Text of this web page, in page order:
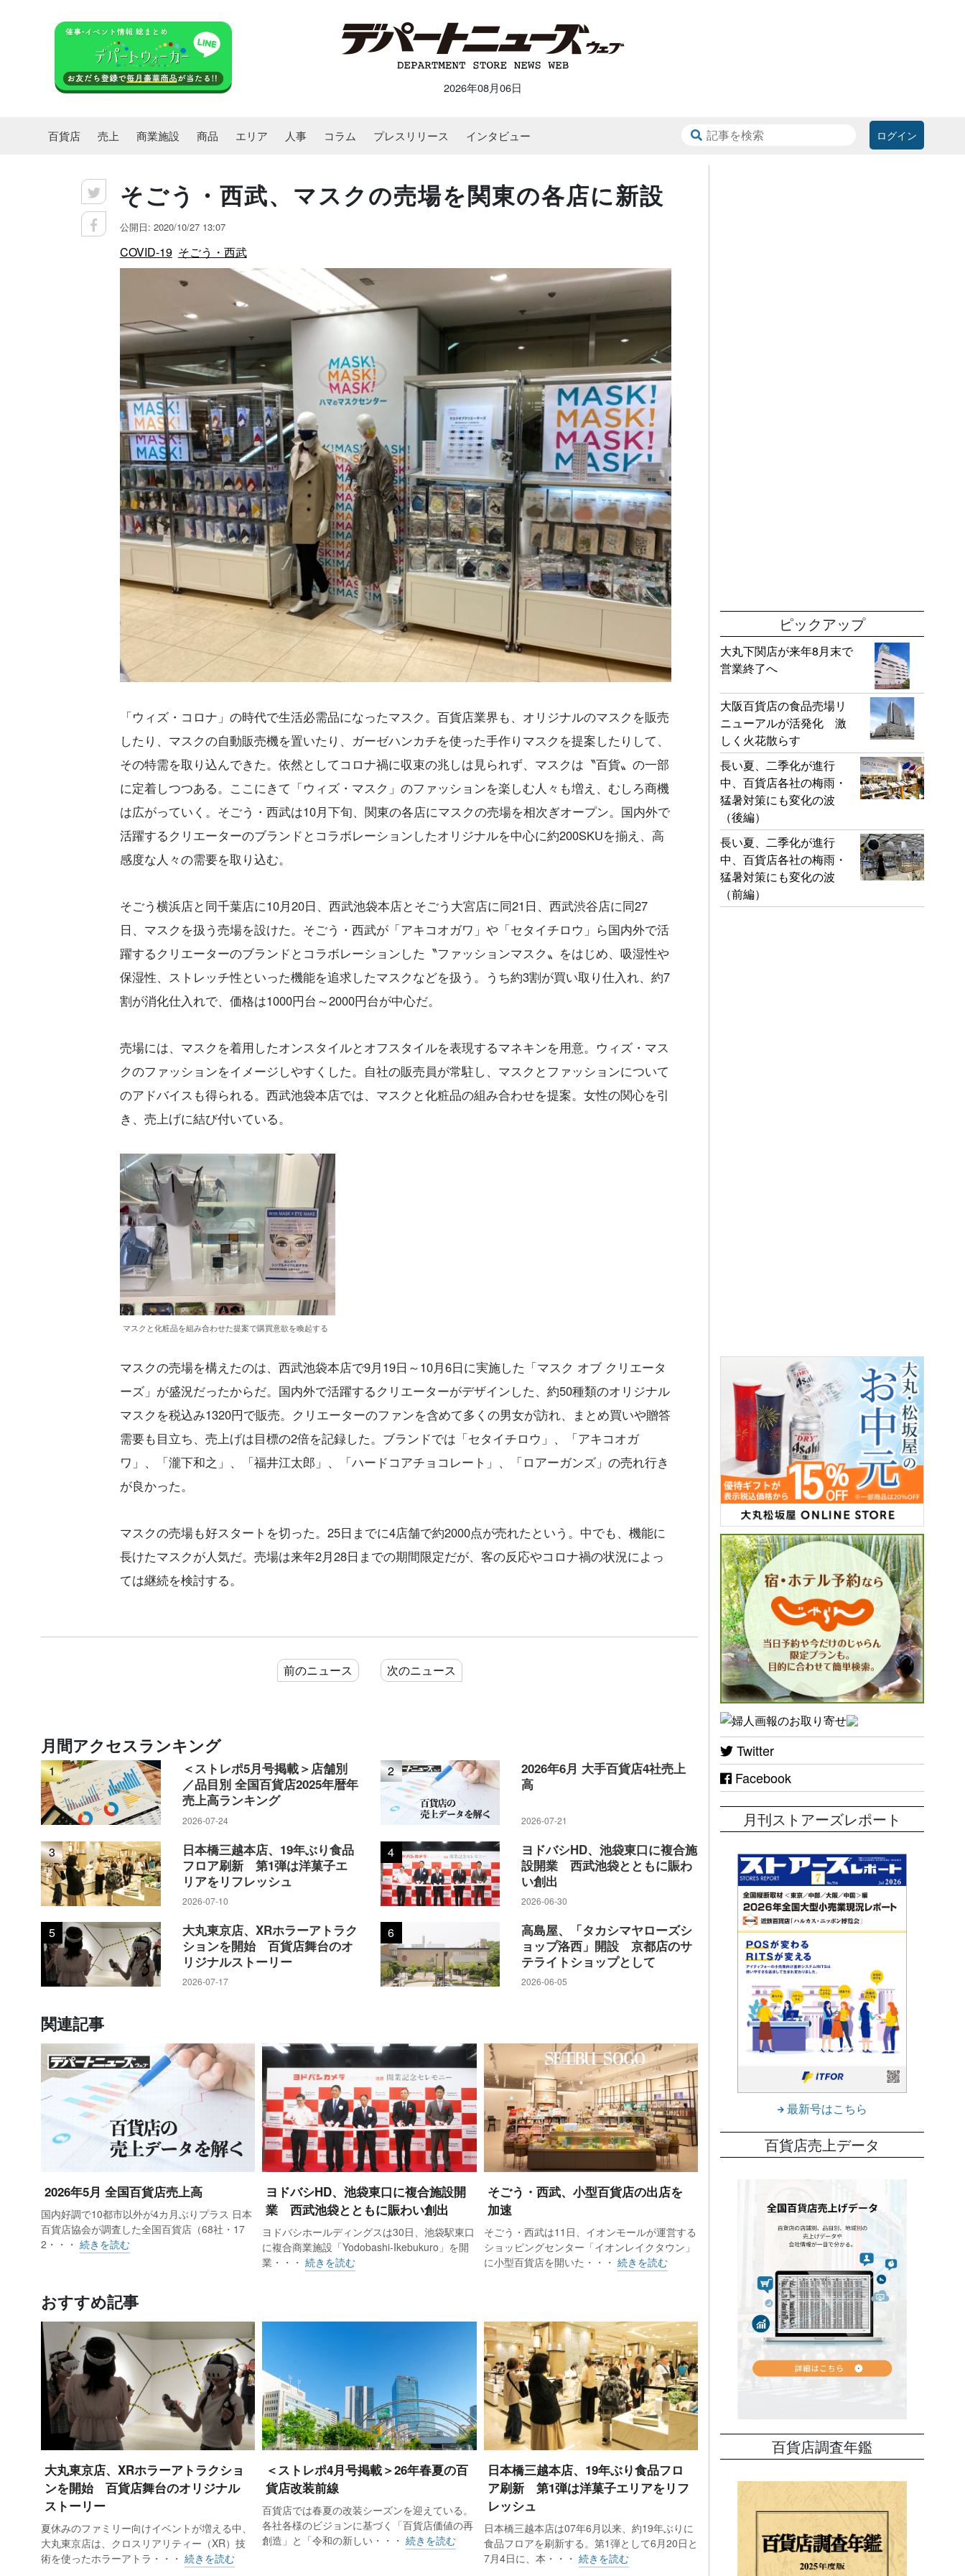
2026年08月06日
ログイン
百貨店 売上 商業施設 商品 エリア 人事 コラム プレスリリース インタビュー
そごう・西武、マスクの売場を関東の各店に新設
公開日: 2020/10/27 13:07
COVID-19 そごう・西武
「ウィズ・コロナ」の時代で生活必需品になったマスク。百貨店業界も、オリジナルのマスクを販売
したり、マスクの自動販売機を置いたり、ガーゼハンカチを使った手作りマスクを提案したりして、
その特需を取り込んできた。依然としてコロナ禍に収束の兆しは見られず、マスクは〝百貨〟の一部
に定着しつつある。ここにきて「ウィズ・マスク」のファッションを楽しむ人々も増え、むしろ商機
は広がっていく。そごう・西武は10月下旬、関東の各店にマスクの売場を相次ぎオープン。国内外で
活躍するクリエーターのブランドとコラボレーションしたオリジナルを中心に約200SKUを揃え、高
感度な人々の需要を取り込む。
そごう横浜店と同千葉店に10月20日、西武池袋本店とそごう大宮店に同21日、西武渋谷店に同27
日、マスクを扱う売場を設けた。そごう・西武が「アキコオガワ」や「セタイチロウ」ら国内外で活
躍するクリエーターのブランドとコラボレーションした〝ファッションマスク〟をはじめ、吸湿性や
保湿性、ストレッチ性といった機能を追求したマスクなどを扱う。うち約3割が買い取り仕入れ、約7
割が消化仕入れで、価格は1000円台～2000円台が中心だ。
売場には、マスクを着用したオンスタイルとオフスタイルを表現するマネキンを用意。ウィズ・マス
クのファッションをイメージしやすくした。自社の販売員が常駐し、マスクとファッションについて
のアドバイスも得られる。西武池袋本店では、マスクと化粧品の組み合わせを提案。女性の関心を引
き、売上げに結び付いている。
マスクと化粧品を組み合わせた提案で購買意欲を喚起する
マスクの売場を構えたのは、西武池袋本店で9月19日～10月6日に実施した「マスク オブ クリエータ
ーズ」が盛況だったからだ。国内外で活躍するクリエーターがデザインした、約50種類のオリジナル
マスクを税込み1320円で販売。クリエーターのファンを含めて多くの男女が訪れ、まとめ買いや贈答
需要も目立ち、売上げは目標の2倍を記録した。ブランドでは「セタイチロウ」、「アキコオガ
ワ」、「瀧下和之」、「福井江太郎」、「ハードコアチョコレート」、「ロアーガンズ」の売れ行き
が良かった。
マスクの売場も好スタートを切った。25日までに4店舗で約2000点が売れたという。中でも、機能に
長けたマスクが人気だ。売場は来年2月28日までの期間限定だが、客の反応やコロナ禍の状況によっ
ては継続を検討する。
前のニュース 次のニュース
月間アクセスランキング
1
＜ストレポ5月号掲載＞店舗別
／品目別 全国百貨店2025年暦年
売上高ランキング
2026-07-24
2
2026年6月 大手百貨店4社売上
高
2026-07-21
3
日本橋三越本店、19年ぶり食品
フロア刷新 第1弾は洋菓子エ
リアをリフレッシュ
2026-07-10
4
ヨドバシHD、池袋東口に複合施
設開業 西武池袋とともに賑わ
い創出
2026-06-30
5
大丸東京店、XRホラーアトラク
ションを開始 百貨店舞台のオ
リジナルストーリー
2026-07-17
6
高島屋、「タカシマヤローズシ
ョップ洛西」開設 京都店のサ
テライトショップとして
2026-06-05
関連記事
2026年5月 全国百貨店売上高
国内好調で10都市以外が4カ月ぶりプラス 日本
百貨店協会が調査した全国百貨店（68社・17
2・・・ 続きを読む
ヨドバシHD、池袋東口に複合施設開
業 西武池袋とともに賑わい創出
ヨドバシホールディングスは30日、池袋駅東口
に複合商業施設「Yodobashi-Ikebukuro」を開
業・・・続きを読む
そごう・西武、小型百貨店の出店を
加速
そごう・西武は11日、イオンモールが運営する
ショッピングセンター「イオンレイクタウン」
に小型百貨店を開いた・・・ 続きを読む
おすすめ記事
大丸東京店、XRホラーアトラクショ
ンを開始 百貨店舞台のオリジナル
ストーリー
夏休みのファミリー向けイベントが増える中、
大丸東京店は、クロスリアリティー（XR）技
術を使ったホラーアトラ・・・ 続きを読む
＜ストレポ4月号掲載＞26年春夏の百
貨店改装前線
百貨店では春夏の改装シーズンを迎えている。
各社各様のビジョンに基づく「百貨店価値の再
創造」と「令和の新しい・・・続きを読む
日本橋三越本店、19年ぶり食品フロ
ア刷新 第1弾は洋菓子エリアをリフ
レッシュ
日本橋三越本店は07年6月以来、約19年ぶりに
食品フロアを刷新する。第1弾として6月20日と
7月4日に、本・・・ 続きを読む
ピックアップ
大丸下関店が来年8月末で
営業終了へ
大阪百貨店の食品売場リ
ニューアルが活発化 激
しく火花散らす
長い夏、二季化が進行
中、百貨店各社の梅雨・
猛暑対策にも変化の波
（後編）
長い夏、二季化が進行
中、百貨店各社の梅雨・
猛暑対策にも変化の波
（前編）
Twitter
Facebook
月刊ストアーズレポート
最新号はこちら
百貨店売上データ
百貨店調査年鑑